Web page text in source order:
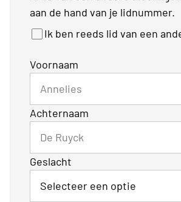
aan de hand van je lidnummer.
Ik ben reeds lid van een
Voornaam
Achternaam
Geslacht